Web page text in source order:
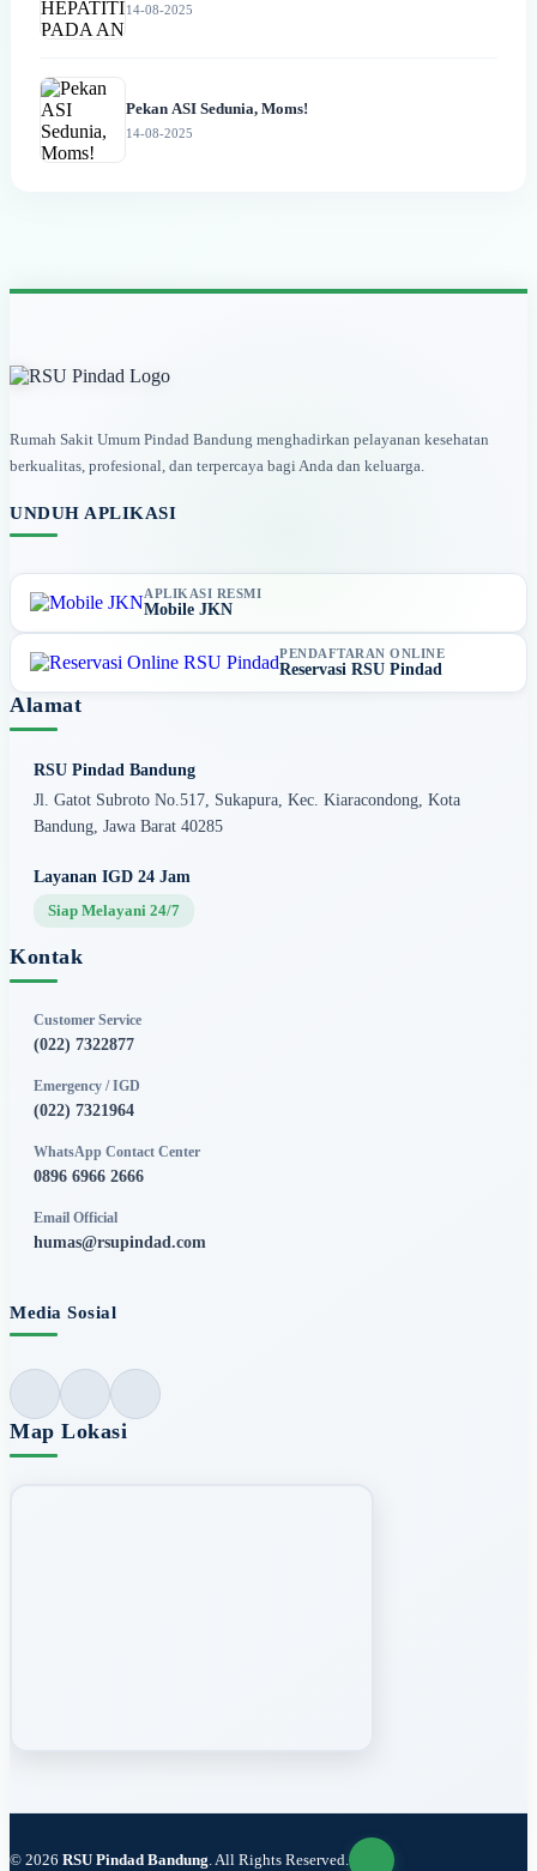
14-08-2025
Pekan ASI Sedunia, Moms!
14-08-2025
Rumah Sakit Umum Pindad Bandung menghadirkan pelayanan kesehatan
berkualitas, profesional, dan terpercaya bagi Anda dan keluarga.
UNDUH APLIKASI
APLIKASI RESMI
Mobile JKN
PENDAFTARAN ONLINE
Reservasi RSU Pindad
Alamat
RSU Pindad Bandung
Jl. Gatot Subroto No.517, Sukapura, Kec. Kiaracondong, Kota
Bandung, Jawa Barat 40285
Layanan IGD 24 Jam
Siap Melayani 24/7
Kontak
Customer Service
(022) 7322877
Emergency / IGD
(022) 7321964
WhatsApp Contact Center
0896 6966 2666
Email Official
humas@rsupindad.com
Media Sosial
Map Lokasi
© 2026 RSU Pindad Bandung . All Rights Reserved.